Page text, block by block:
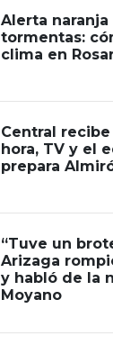
Alerta naranja
tormentas:
clima en
Central
hora, TV y el
prepara
“Tuve un
Arizaga
y habló de la
Moyano